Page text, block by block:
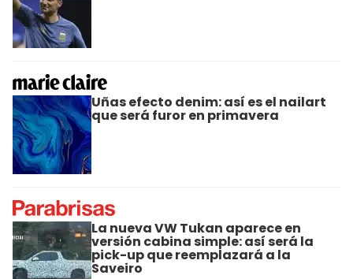
Uñas efecto denim: así es el nailart
que será furor en primavera
La nueva VW Tukan aparece en
versión cabina simple: así será la
pick-up que reemplazará a la
Saveiro